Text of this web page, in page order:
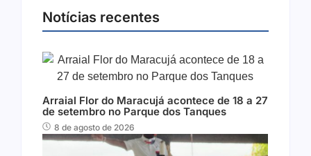
Notícias recentes
Arraial Flor do Maracujá acontece de 18 a 27
de setembro no Parque dos Tanques
8 de agosto de 2026